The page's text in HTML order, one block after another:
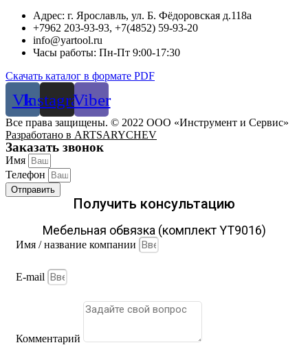
Адрес: г. Ярославль, ул. Б. Фёдоровская д.118а
+7962 203-93-93, +7(4852) 59-93-20
info@yartool.ru
Часы работы: Пн-Пт 9:00-17:30
Скачать каталог в формате PDF
VkInstagramViber
Все права защищены. © 2022 ООО «Инструмент и Сервис»
Разработано в ARTSARYCHEV
Заказать звонок
Имя
Телефон
Отправить
Получить консультацию
Мебельная обвязка (комплект YT9016)
Имя / название компании
E-mail
Комментарий